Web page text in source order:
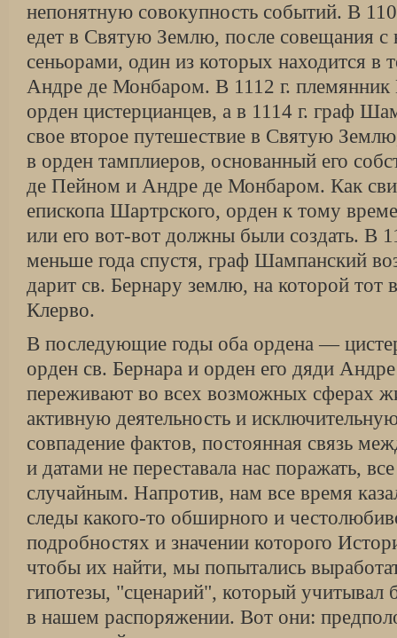
непонятную совокупность событий. В
едет в Святую Землю, после совещания с
сеньорами, один из которых находится в
Андре де Монбаром. В 1112 г. племянник
орден цистерцианцев, а в 1114 г. граф
свое второе путешествие в Святую
в орден тамплиеров, основанный его
де Пейном и Андре де Монбаром. Как
епископа Шартрского, орден к тому
или его вот-вот должны были создать. В
меньше года спустя, граф Шампанский
дарит св. Бернару землю, на которой тот
Клерво.
В последующие годы оба ордена —
орден св. Бернара и орден его дяди
переживают во всех возможных сферах
активную деятельность и
совпадение фактов, постоянная связь
и датами не переставала нас поражать,
случайным. Напротив, нам все время
следы какого-то обширного и
подробностях и значении которого
чтобы их найти, мы попытались
гипотезы, "сценарий", который
в нашем распоряжении. Вот они: